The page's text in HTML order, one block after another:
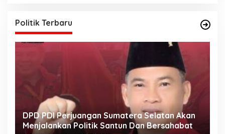
Politik Terbaru
DPD PDI Perjuangan Sumatera Selatan Akan
Menjalankan Politik Santun Dan Bersahabat